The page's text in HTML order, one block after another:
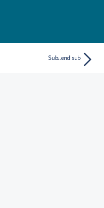
Sub..end sub